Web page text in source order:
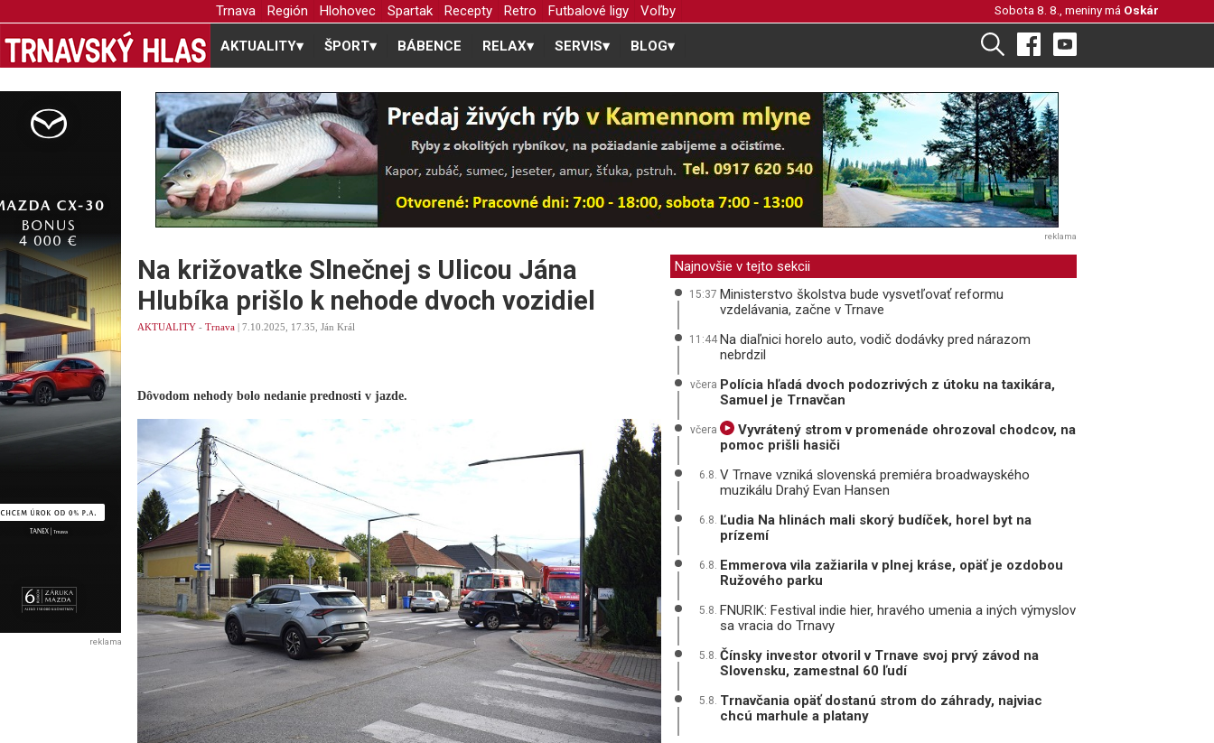
Trnava Región Hlohovec Spartak Recepty Retro Futbalové ligy Voľby Sobota 8. 8., meniny má Oskár
AKTUALITY▾ ŠPORT▾ BÁBENCE RELAX▾ SERVIS▾ BLOG▾
reklama
Na križovatke Slnečnej s Ulicou Jána
Hlubíka prišlo k nehode dvoch vozidiel
AKTUALITY - Trnava | 7.10.2025, 17.35, Ján Král
Dôvodom nehody bolo nedanie prednosti v jazde.
Najnovšie v tejto sekcii
15:37 Ministerstvo školstva bude vysvetľovať reformu
vzdelávania, začne v Trnave
11:44 Na diaľnici horelo auto, vodič dodávky pred nárazom
nebrdzil
včera Polícia hľadá dvoch podozrivých z útoku na taxikára,
Samuel je Trnavčan
včera
Vyvrátený strom v promenáde ohrozoval chodcov, na
pomoc prišli hasiči
6.8. V Trnave vzniká slovenská premiéra broadwayského
muzikálu Drahý Evan Hansen
6.8. Ľudia Na hlinách mali skorý budíček, horel byt na
prízemí
6.8. Emmerova vila zažiarila v plnej kráse, opäť je ozdobou
Ružového parku
5.8. FNURIK: Festival indie hier, hravého umenia a iných výmyslov
sa vracia do Trnavy
5.8. Čínsky investor otvoril v Trnave svoj prvý závod na
Slovensku, zamestnal 60 ľudí
5.8. Trnavčania opäť dostanú strom do záhrady, najviac
chcú marhule a platany
reklama